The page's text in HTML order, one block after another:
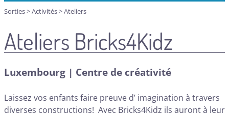
Sorties>Activités>Ateliers
Ateliers Bricks4Kidz
Luxembourg | Centre de créativité
Laissez vos enfants faire preuve d’ imagination à travers
diverses constructions! Avec Bricks4Kidz ils auront à leur